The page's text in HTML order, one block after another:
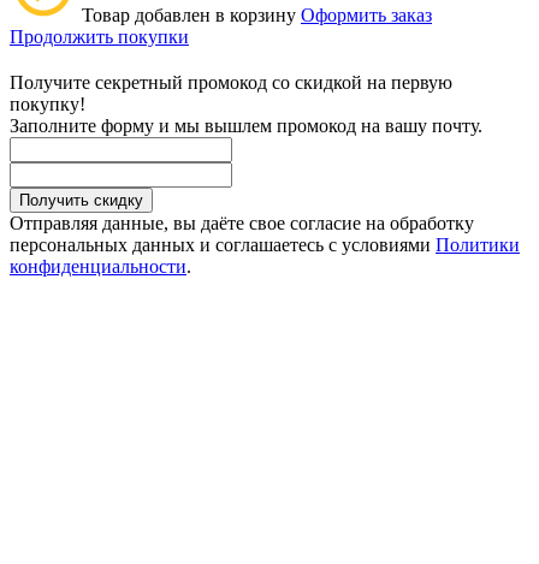
Товар добавлен в корзину Оформить заказ
Продолжить покупки
Получите секретный промокод со скидкой на первую
покупку!
Заполните форму и мы вышлем промокод на вашу почту.
Получить скидку
Отправляя данные, вы даёте свое согласие на обработку
персональных данных и соглашаетесь с условиями Политики
конфиденциальности.